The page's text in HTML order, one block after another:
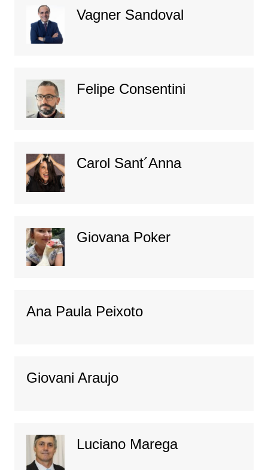
Vagner Sandoval
Felipe Consentini
Carol Sant´Anna
Giovana Poker
Ana Paula Peixoto
Giovani Araujo
Luciano Marega